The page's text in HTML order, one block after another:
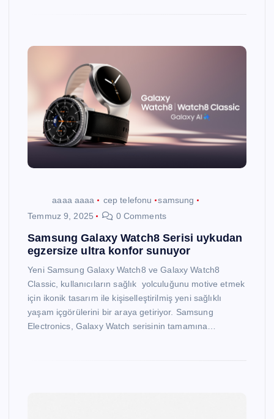
aaaa aaaa cep telefonu
samsung
Temmuz 9, 2025
0 Comments
Samsung Galaxy Watch8 Serisi uykudan
egzersize ultra konfor sunuyor
Yeni Samsung Galaxy Watch8 ve Galaxy Watch8
Classic, kullanıcıların sağlık yolculuğunu motive etmek
için ikonik tasarım ile kişiselleştirilmiş yeni sağlıklı
yaşam içgörülerini bir araya getiriyor. Samsung
Electronics, Galaxy Watch serisinin tamamına…